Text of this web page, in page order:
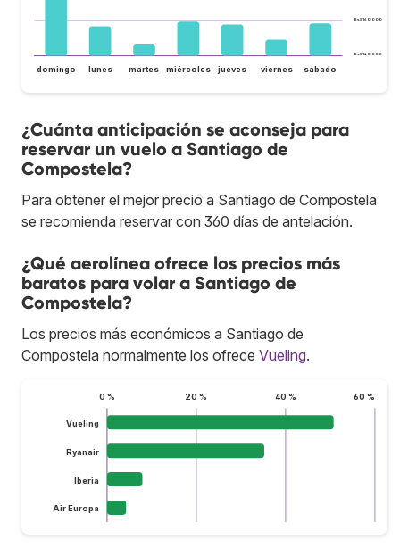
Bs.S140.000
Bs.S160.000
domingo lunes martes miércoles jueves viernes sábado
¿Cuánta anticipación se aconseja para
reservar un vuelo a Santiago de
Compostela?
Para obtener el mejor precio a Santiago de Compostela
se recomienda reservar con 360 días de antelación.
¿Qué aerolínea ofrece los precios más
baratos para volar a Santiago de
Compostela?
Los precios más económicos a Santiago de
Compostela normalmente los ofrece Vueling.
0 % 20 % 40 % 60 %
Vueling
Ryanair
Iberia
Air Europa